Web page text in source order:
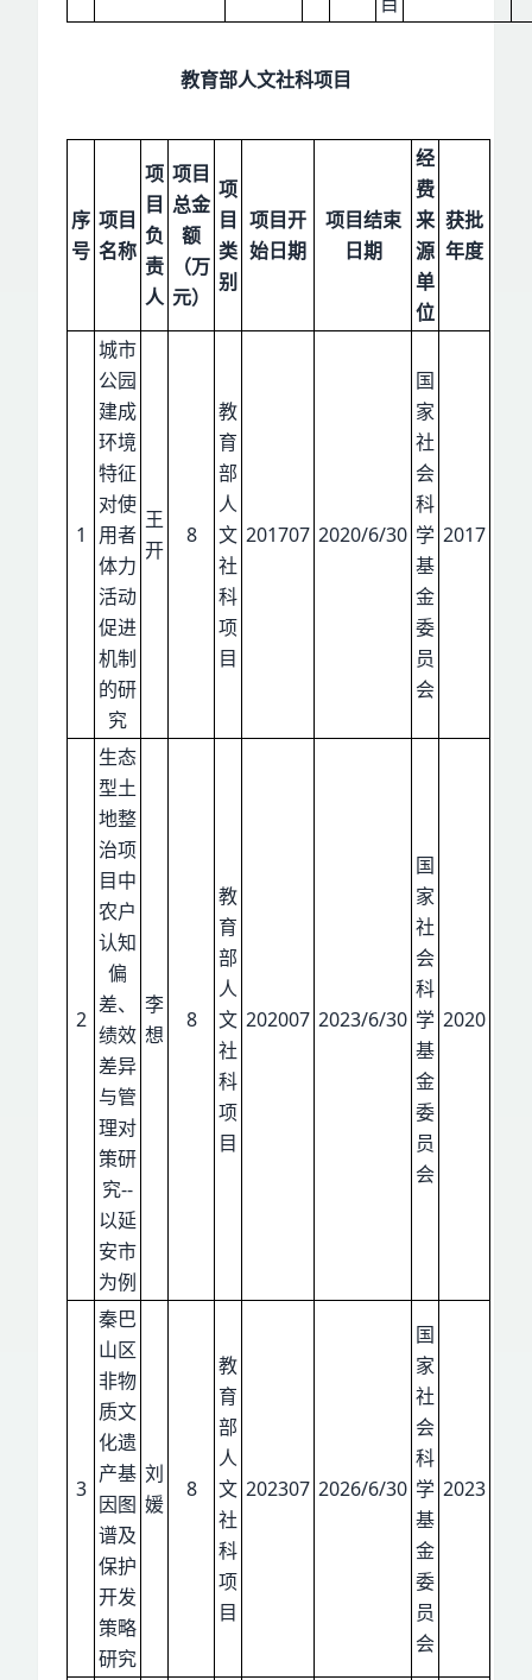
教育部人文社科项目
序
号
项目
名称
项
目
负
责
人
项目
总金
额
（万
元）
项
目
类
别
项目开
始日期
项目结束
日期
经
费
来
源
单
位
获批
年度
1
城市
公园
建成
环境
特征
对使
用者
体力
活动
促进
机制
的研
究
王
开
8
教
育
部
人
文
社
科
项
目
201707 2020/6/30
国
家
社
会
科
学
基
金
委
员
会
2017
2
生态
型土
地整
治项
目中
农户
认知
偏
差、
绩效
差异
与管
理对
策研
究--
以延
安市
为例
李
想
8
教
育
部
人
文
社
科
项
目
202007 2023/6/30
国
家
社
会
科
学
基
金
委
员
会
2020
3
秦巴
山区
非物
质文
化遗
产基
因图
谱及
保护
开发
策略
研究
刘
媛
8
教
育
部
人
文
社
科
项
目
202307 2026/6/30
国
家
社
会
科
学
基
金
委
员
会
2023